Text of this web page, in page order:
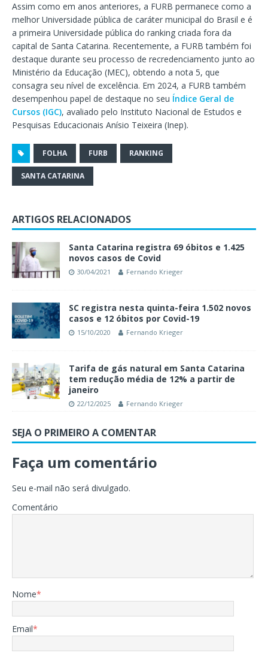
Assim como em anos anteriores, a FURB permanece como a
melhor Universidade pública de caráter municipal do Brasil e é
a primeira Universidade pública do ranking criada fora da
capital de Santa Catarina. Recentemente, a FURB também foi
destaque durante seu processo de recredenciamento junto ao
Ministério da Educação (MEC), obtendo a nota 5, que
consagra seu nível de excelência. Em 2024, a FURB também
desempenhou papel de destaque no seu Índice Geral de
Cursos (IGC), avaliado pelo Instituto Nacional de Estudos e
Pesquisas Educacionais Anísio Teixeira (Inep).
FOLHA FURB RANKING
SANTA CATARINA
ARTIGOS RELACIONADOS
Santa Catarina registra 69 óbitos e 1.425
novos casos de Covid
30/04/2021 Fernando Krieger
SC registra nesta quinta-feira 1.502 novos
casos e 12 óbitos por Covid-19
15/10/2020 Fernando Krieger
Tarifa de gás natural em Santa Catarina
tem redução média de 12% a partir de
janeiro
22/12/2025 Fernando Krieger
SEJA O PRIMEIRO A COMENTAR
Faça um comentário
Seu e-mail não será divulgado.
Comentário
Nome*
Email*